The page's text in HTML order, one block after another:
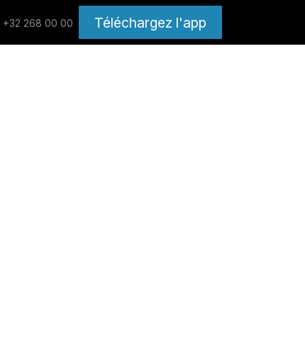
+32 268 00 00 Téléchargez l'app